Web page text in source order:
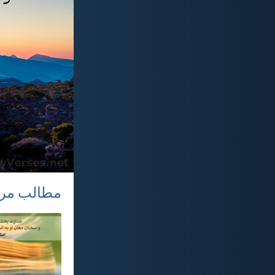
مطالب